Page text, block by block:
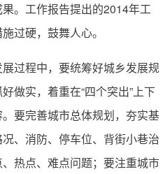
。工作报告提出的2014年工
过硬，鼓舞人心。
过程中，要统筹好城乡发展规
做实，着重在“四个突出”上下
要完善城市总体规划，夯实基
、消防、停车位、背街小巷治
热点、难点问题；要注重城市